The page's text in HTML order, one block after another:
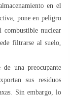
en el
pone en peligro
nuclear
filtrarse al suelo,
una preocupante
sus residuos
Sin embargo, lo